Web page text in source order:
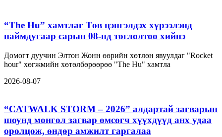
“The Hu” хамтлаг Төв цэнгэлдэх хүрээлэнд
наймдугаар сарын 08-нд тоглолтоо хийнэ
Домогт дуучин Элтон Жонн өөрийн хөтлөн явуулдаг "Rocket
hour" хөгжмийн хөтөлбөрөөрөө "The Hu" хамтла
2026-08-07
“CATWALK STORM – 2026” алдартай загварын
шоунд монгол загвар өмсөгч хүүхдүүд анх удаа
оролцож, өндөр амжилт гаргалаа